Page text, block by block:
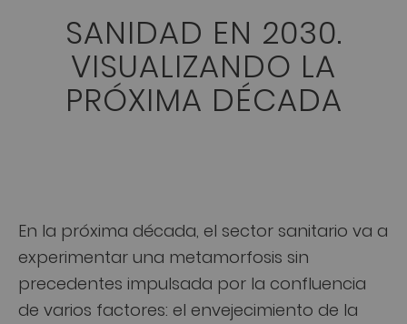
SANIDAD EN 2030.
VISUALIZANDO LA
PRÓXIMA DÉCADA
En la próxima década, el sector sanitario va a
experimentar una metamorfosis sin
precedentes impulsada por la confluencia
de varios factores: el envejecimiento de la